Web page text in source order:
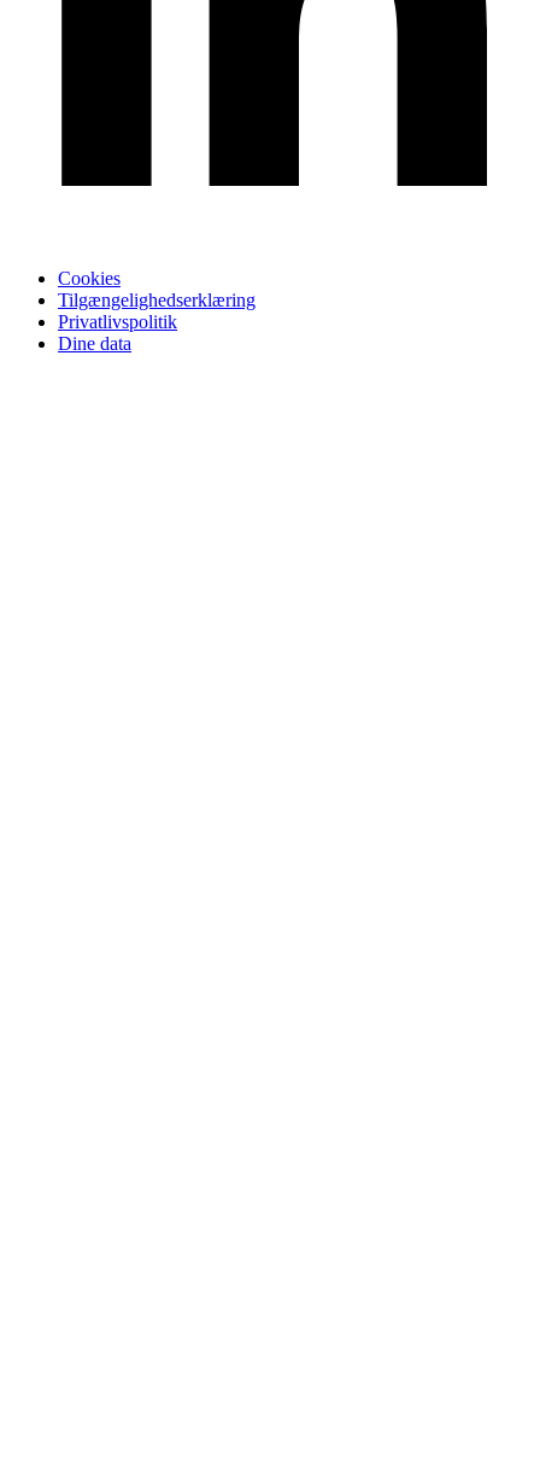
Cookies
Tilgængelighedserklæring
Privatlivspolitik
Dine data